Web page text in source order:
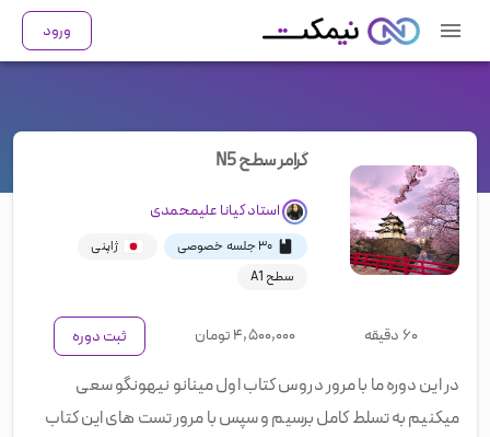
ورود
گرامر سطح N5
استادکیانا علیمحمدی
۳۰ جلسه خصوصی
ژاپنی
سطح A1
۶۰ دقیقه ۴,۵۰۰,۰۰۰تومان ثبت دوره
در این دوره ما با مرور دروس کتاب اول مینانو نیهونگو سعی
میکنیم به تسلط کامل برسیم و سپس با مرور تست های این کتاب